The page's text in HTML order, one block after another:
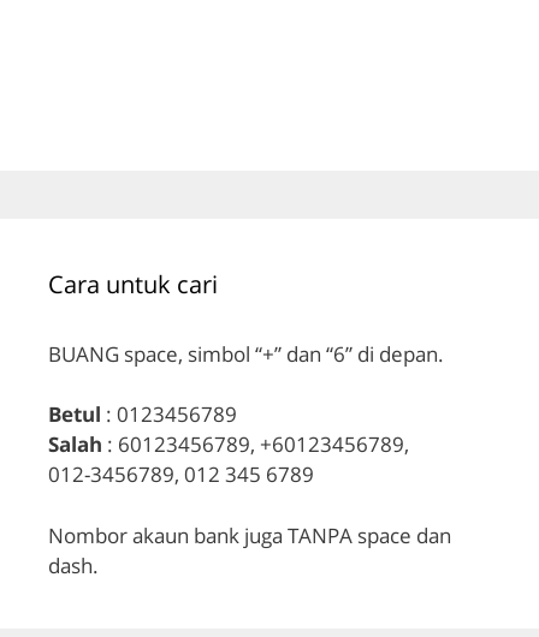
Cara untuk cari
BUANG space, simbol “+” dan “6” di depan.
Betul : 0123456789
Salah : 60123456789, +60123456789,
012-3456789, 012 345 6789
Nombor akaun bank juga TANPA space dan
dash.